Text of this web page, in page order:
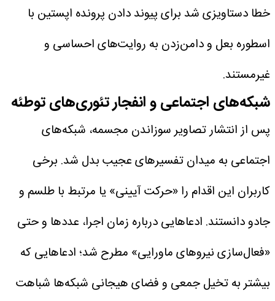
خطا دستاویزی شد برای پیوند دادن پرونده اپستین با
اسطوره بعل و دامن‌زدن به روایت‌های احساسی و
غیرمستند.
شبکه‌های اجتماعی و انفجار تئوری‌های توطئه
پس از انتشار تصاویر سوزاندن مجسمه، شبکه‌های
اجتماعی به میدان تفسیرهای عجیب بدل شد. برخی
کاربران این اقدام را «حرکت آیینی» یا مرتبط با طلسم و
جادو دانستند. ادعاهایی درباره زمان اجرا، عددها و حتی
«فعال‌سازی نیروهای ماورایی» مطرح شد؛ ادعاهایی که
بیشتر به تخیل جمعی و فضای هیجانی شبکه‌ها شباهت